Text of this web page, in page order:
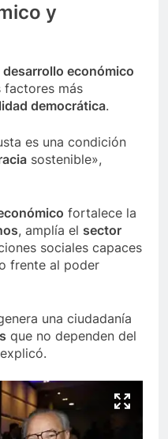
y
desarrollo económico
factores más
democrática.
es una condición
sostenible»,
fortalece la
, amplía el sector
sociales capaces
frente al poder
una ciudadanía
que no dependen del